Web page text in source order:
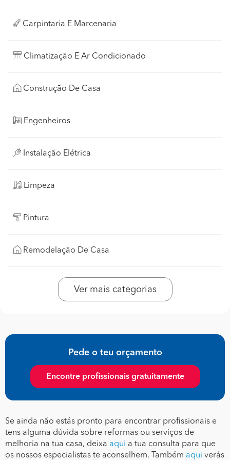
Carpintaria E Marcenaria
Climatização E Ar Condicionado
Construção De Casa
Engenheiros
Instalação Elétrica
Limpeza
Pintura
Remodelação De Casa
Ver mais categorias
Pede o teu orçamento
Encontre profissionais gratuitamente
Se ainda não estás pronto para encontrar profissionais e
tens alguma dúvida sobre reformas ou serviços de
melhoria na tua casa, deixa aqui a tua consulta para que
os nossos especialistas te aconselhem. Também aqui verás